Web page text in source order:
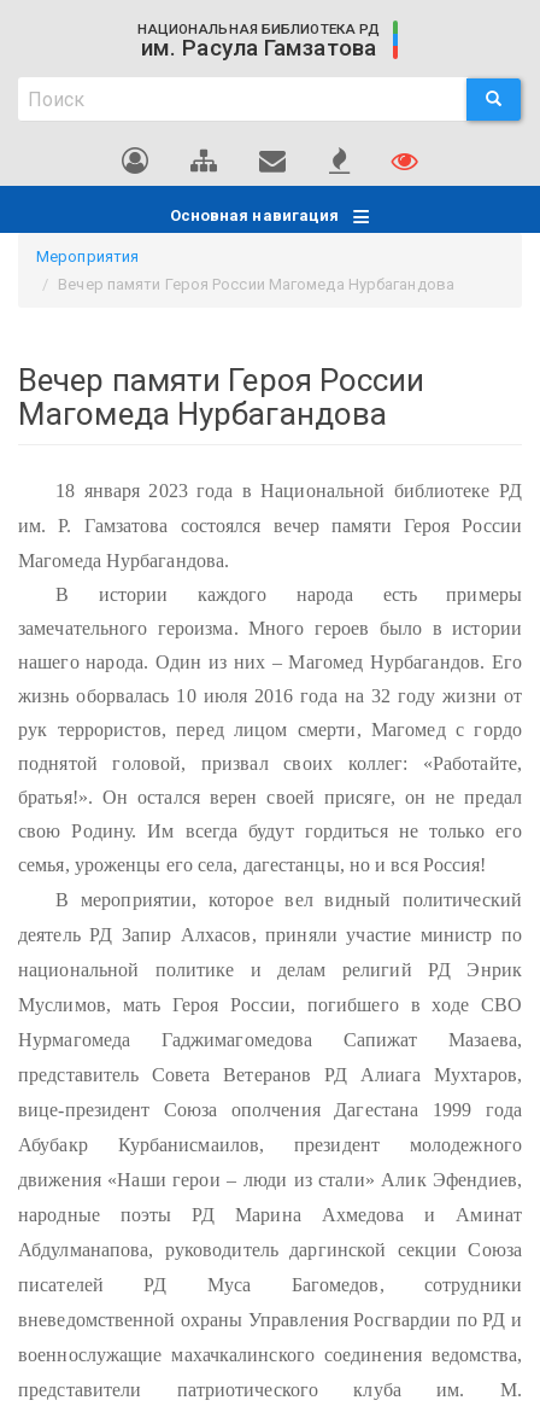
содержанию
НАЦИОНАЛЬНАЯ БИБЛИОТЕКА РД
им. Расула Гамзатова
Поиск
Поиск ПОИСК
Основная навигация
Мероприятия
Вечер памяти Героя России Магомеда Нурбагандова
Вечер памяти Героя России
Магомеда Нурбагандова
18 января 2023 года в Национальной библиотеке РД
им. Р. Гамзатова состоялся вечер памяти Героя России
Магомеда Нурбагандова.
В истории каждого народа есть примеры
замечательного героизма. Много героев было в истории
нашего народа. Один из них – Магомед Нурбагандов. Его
жизнь оборвалась 10 июля 2016 года на 32 году жизни от
рук террористов, перед лицом смерти, Магомед с гордо
поднятой головой, призвал своих коллег: «Работайте,
братья!». Он остался верен своей присяге, он не предал
свою Родину. Им всегда будут гордиться не только его
семья, уроженцы его села, дагестанцы, но и вся Россия!
В мероприятии, которое вел видный политический
деятель РД Запир Алхасов, приняли участие министр по
национальной политике и делам религий РД Энрик
Муслимов, мать Героя России, погибшего в ходе СВО
Нурмагомеда Гаджимагомедова Сапижат Мазаева,
представитель Совета Ветеранов РД Алиага Мухтаров,
вице-президент Союза ополчения Дагестана 1999 года
Абубакр Курбанисмаилов, президент молодежного
движения «Наши герои – люди из стали» Алик Эфендиев,
народные поэты РД Марина Ахмедова и Аминат
Абдулманапова, руководитель даргинской секции Союза
писателей РД Муса Багомедов, сотрудники
вневедомственной охраны Управления Росгвардии по РД и
военнослужащие махачкалинского соединения ведомства,
представители патриотического клуба им. М.